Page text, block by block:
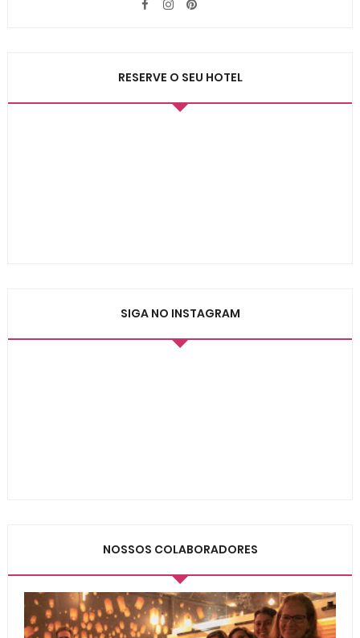
RESERVE O SEU HOTEL
SIGA NO INSTAGRAM
NOSSOS COLABORADORES